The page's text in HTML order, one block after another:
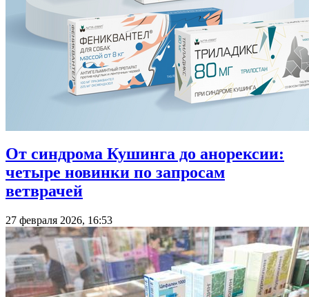
От синдрома Кушинга до анорексии:
четыре новинки по запросам
ветврачей
27 февраля 2026, 16:53